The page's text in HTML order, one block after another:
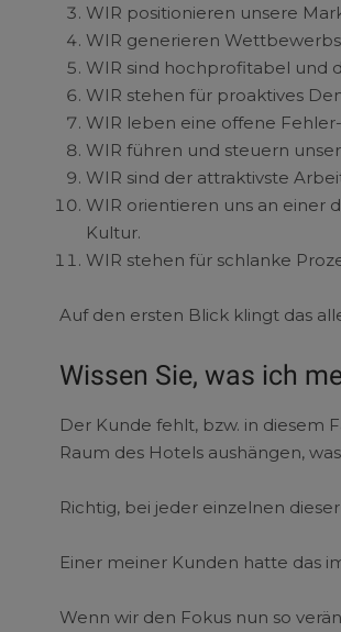
WIR positionieren unsere
WIR generieren
WIR sind hochprofitabel und
WIR stehen für proaktives
WIR leben eine offene
WIR führen und steuern
WIR sind der attraktivste
WIR orientieren uns an einer
Kultur.
WIR stehen für schlanke
Auf den ersten Blick klingt das
Wissen Sie, was ich
Der Kunde fehlt, bzw. in diesem
Raum des Hotels aushängen,
Richtig, bei jeder einzelnen
Einer meiner Kunden hatte das
Wenn wir den Fokus nun so